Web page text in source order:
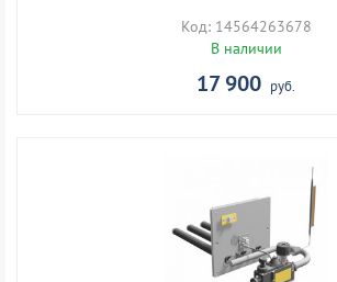
Код: 14564263678
В наличии
17 900 руб.